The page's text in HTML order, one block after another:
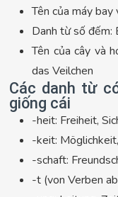
Tên của máy
Danh từ số đếm:
Tên của cây và
das Veilchen
Các danh từ
giống cái
-heit: Freiheit,
-keit:
-schaft:
-t (von Verben